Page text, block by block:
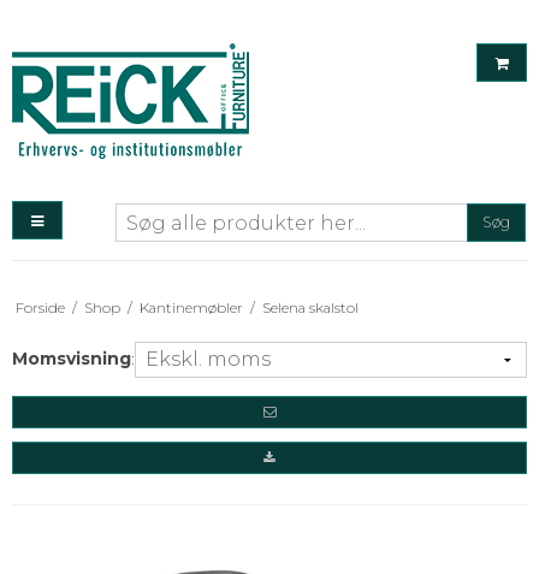
Søg
Forside / Shop / Kantinemøbler / Selena skalstol
Momsvisning: